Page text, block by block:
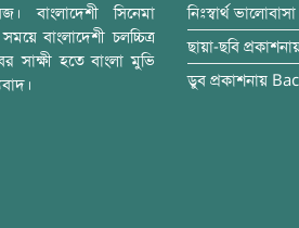
বাংলাদেশী সিনেমা
বাংলাদেশী চলচ্চিত্র
সাক্ষী হতে বাংলা মুভি
নিঃস্বার্থ ভালোবাসা
ছায়া-ছবি
ডুব প্রকাশনায়